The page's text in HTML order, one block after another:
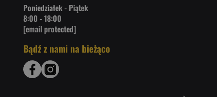
Poniedziałek - Piątek
8:00 - 18:00
[email protected]
Bądź z nami na bieżąco